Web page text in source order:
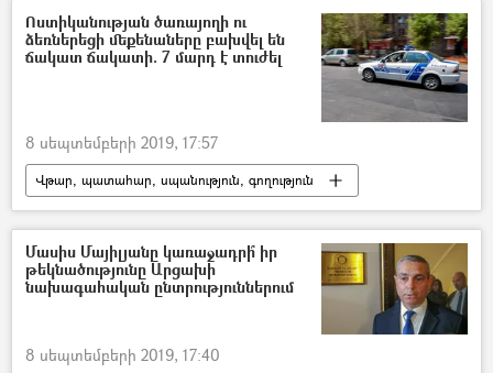
Խաչատուր Սուքիասյան
տղա
աղջիկ
Ռեստորան
Ոստիկանության ծառայողի ու
ձեռներեցի մեքենաները բախվել են
ճակատ ճակատի. 7 մարդ է տուժել
8 սեպտեմբերի 2019, 17:57
Վթար, պատահար, սպանություն, գողություն
Պատահարներ
Հայաստան
Երևան
ավտովթար
ավտոմեքենա
Վիրավոր
հիվանդանոց
Մասիս Մայիլյանը կառաջադրի՞ իր
թեկնածությունը Արցախի
նախագահական ընտրություններում
8 սեպտեմբերի 2019, 17:40